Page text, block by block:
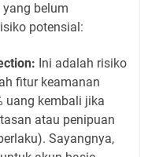
belum
potensial:
Ini adalah risiko
fitur keamanan
uang kembali jika
atau penipuan
Sayangnya,